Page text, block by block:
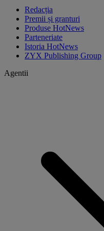
Redacția
Premii și granturi
Produse HotNews
Parteneriate
Istoria HotNews
ZYX Publishing Group
Agentii